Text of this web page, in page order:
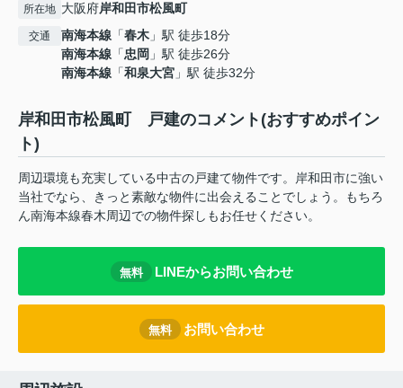
所在地 大阪府岸和田市松風町
交通 南海本線 「春木 」駅 徒歩18分
南海本線 「忠岡 」駅 徒歩26分
南海本線 「和泉大宮 」駅 徒歩32分
岸和田市松風町 戸建のコメント(おすすめポイン
ト)
周辺環境も充実している中古の戸建て物件です。岸和田市に強い
当社でなら、きっと素敵な物件に出会えることでしょう。もちろ
ん南海本線春木周辺での物件探しもお任せください。
無料 LINEからお問い合わせ
無料 お問い合わせ